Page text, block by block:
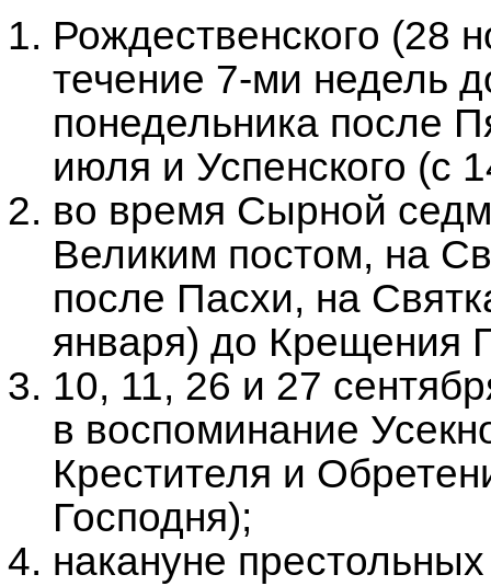
Рождественского (28
течение 7-ми недель
понедельника после
июля и Успенского (с
во время Сырной
Великим постом, на
после Пасхи, на
января) до Крещения
10, 11, 26 и 27
в воспоминание
Крестителя и
Господня);
накануне